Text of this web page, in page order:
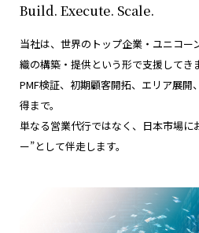
Build. Execute. Scale.
当社は、世界のトップ企業・ユニコー
織の構築・提供という形で支援してき
PMF検証、初期顧客開拓、エリア展
得まで。
単なる営業代行ではなく、日本市場に
ー”として伴走します。